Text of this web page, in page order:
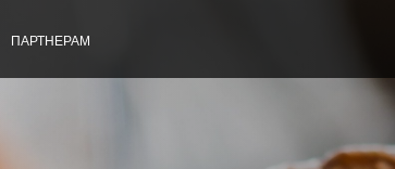
ПАРТНЕРАМ